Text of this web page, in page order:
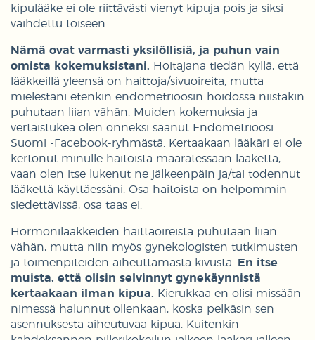
kipulääke ei ole riittävästi vienyt kipuja pois ja siksi
vaihdettu toiseen.
Nämä ovat varmasti yksilöllisiä, ja puhun vain
omista kokemuksistani. Hoitajana tiedän kyllä, että
lääkkeillä yleensä on haittoja/sivuoireita, mutta
mielestäni etenkin endometrioosin hoidossa niistäkin
puhutaan liian vähän. Muiden kokemuksia ja
vertaistukea olen onneksi saanut Endometrioosi
Suomi -Facebook-ryhmästä. Kertaakaan lääkäri ei ole
kertonut minulle haitoista määrätessään lääkettä,
vaan olen itse lukenut ne jälkeenpäin ja/tai todennut
lääkettä käyttäessäni. Osa haitoista on helpommin
siedettävissä, osa taas ei.
Hormonilääkkeiden haittaoireista puhutaan liian
vähän, mutta niin myös gynekologisten tutkimusten
ja toimenpiteiden aiheuttamasta kivusta.
En itse
muista, että olisin selvinnyt gynekäynnistä
kertaakaan ilman kipua. Kierukkaa en olisi missään
nimessä halunnut ollenkaan, koska pelkäsin sen
asennuksesta aiheutuvaa kipua. Kuitenkin